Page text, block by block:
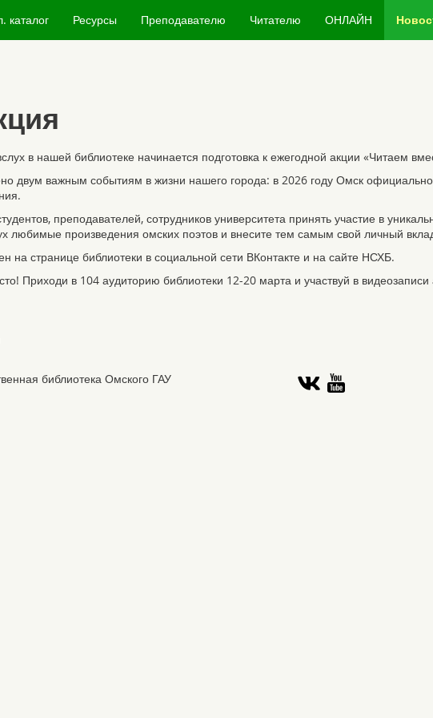
каталог Ресурсы Преподавателю Читателю ОНЛАЙН
в нашей библиотеке начинается подготовка к ежегодной акции «Читаем
двум важным событиям в жизни нашего города: в 2026 году Омск официально
преподавателей, сотрудников университета принять участие в
любимые произведения омских поэтов и внесите тем самым свой личный
на странице библиотеки в социальной сети ВКонтакте и на сайте НСХБ.
Приходи в 104 аудиторию библиотеки 12-20 марта и участвуй в
библиотека Омского ГАУ